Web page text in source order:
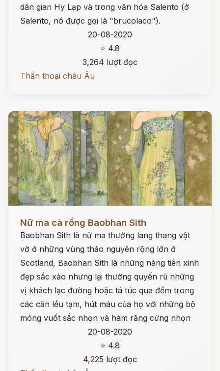
dân gian Hy Lạp và trong văn hóa Salento (ở
Salento, nó được gọi là "brucolaco").
20-08-2020
⭐ 4.8
3,264 lượt đọc
Thần thoại châu Âu
Nữ ma cà rồng Baobhan Sith
Baobhan Sith là nữ ma thường lang thang vật
vờ ở những vùng thảo nguyên rộng lớn ở
Scotland, Baobhan Sith là những nàng tiên xinh
đẹp sắc xảo nhưng lại thường quyến rũ những
vị khách lạc đường hoặc tá túc qua đếm trong
các căn lều tạm, hút máu của họ với những bộ
móng vuốt sắc nhọn và hàm răng cứng nhọn
20-08-2020
⭐ 4.8
4,225 lượt đọc